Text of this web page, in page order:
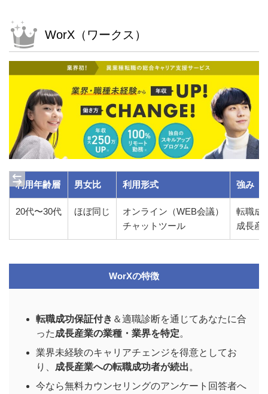
WorX（ワークス）
利用年齢層 男女比 利用形式 強み
20代〜30代 ほぼ同じ
オンライン（WEB会議）
チャットツール
転職成
成長産
WorXの特徴
転職成功保証付き ＆適職診断を通じてあなたに合
った成長産業の業種・業界を特定。
業界未経験のキャリアチェンジを得意としてお
り、 成長産業への転職成功者が続出。
今なら無料カウンセリングのアンケート回答者へ